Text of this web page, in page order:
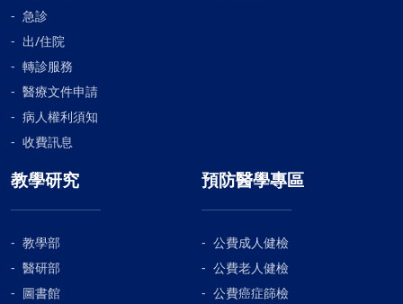
急診
出/住院
轉診服務
醫療文件申請
病人權利須知
收費訊息
教學研究
教學部
醫研部
圖書館
預防醫學專區
公費成人健檢
公費老人健檢
公費癌症篩檢